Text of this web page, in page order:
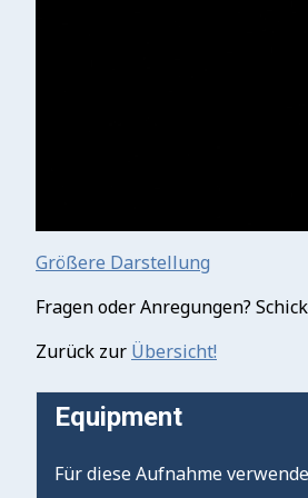
Größere Darstellung
Fragen oder Anregungen?
Zurück zur Übersicht!
Equipment
Für diese Aufnahme